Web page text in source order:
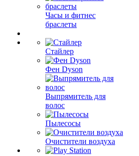
Часы и фитнес
браслеты
Стайлер
Фен Dyson
Выпрямитель для
волос
Пылесосы
Очистители воздуха